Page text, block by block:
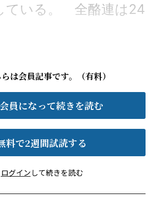
ている。 全酪連は24
は会員記事です。（有料）
員になって続きを読む
料で2週間試読する
ログインして続きを読む